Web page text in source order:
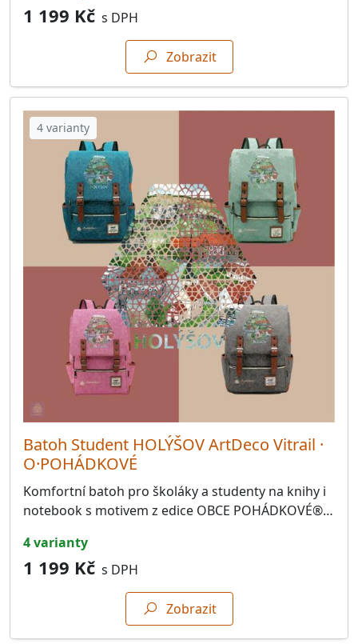
1 199 Kč s DPH
Zobrazit
4 varianty
Batoh Student HOLÝŠOV ArtDeco Vitrail ·
O·POHÁDKOVÉ
Komfortní batoh pro školáky a studenty na knihy i
notebook s motivem z edice OBCE POHÁDKOVÉ®…
4 varianty
1 199 Kč s DPH
Zobrazit